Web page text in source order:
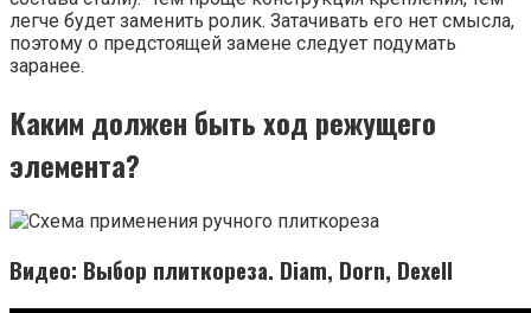
легче будет заменить ролик. Затачивать его нет смысла,
поэтому о предстоящей замене следует подумать
заранее.
Каким должен быть ход режущего
элемента?
Видео: Выбор плиткореза. Diam, Dorn, Dexell